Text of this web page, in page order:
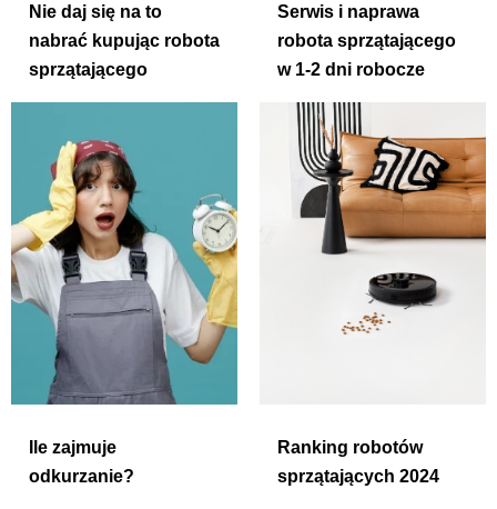
Nie daj się na to
nabrać kupując robota
sprzątającego
Serwis i naprawa
robota sprzątającego
w 1-2 dni robocze
Ile zajmuje
odkurzanie?
Ranking robotów
sprzątających 2024